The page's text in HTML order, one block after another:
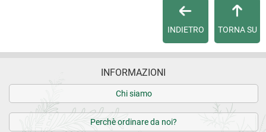
Condizioni di vendita
TORNA SU
INDIETRO
INFORMAZIONI
Chi siamo
Perchè ordinare da noi?